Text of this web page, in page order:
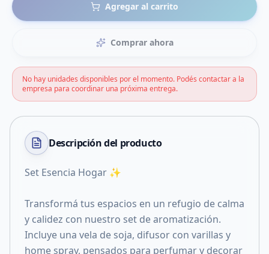
Agregar al carrito
Comprar ahora
No hay unidades disponibles por el momento. Podés contactar a la
empresa para coordinar una próxima entrega.
Descripción del producto
Set Esencia Hogar ✨
Transformá tus espacios en un refugio de calma
y calidez con nuestro set de aromatización.
Incluye una vela de soja, difusor con varillas y
home spray, pensados para perfumar y decorar